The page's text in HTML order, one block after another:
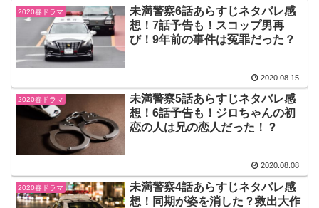
2020春ドラマ
未満警察6話あらすじネタバレ感
想！7話予告も！スコップ男再
び！9年前の事件は冤罪だった？
2020.08.15
2020春ドラマ
未満警察5話あらすじネタバレ感
想！6話予告も！ジロちゃんの初
恋の人は兄の恋人だった！？
2020.08.08
2020春ドラマ
未満警察4話あらすじネタバレ感
想！同期が姿を消した？救出大作